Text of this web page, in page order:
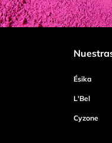
Tu
Ésika
L'Bel
Cyzone